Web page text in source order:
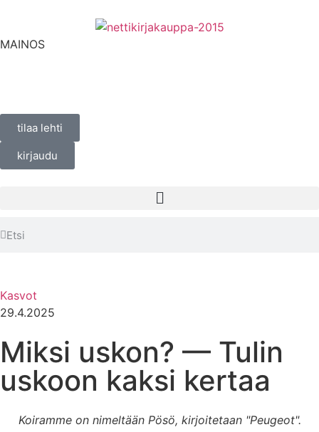
MAINOS
tilaa lehti
kirjaudu
Kasvot
29.4.2025
Miksi uskon? — Tulin
uskoon kaksi kertaa
Koiramme on nimeltään Pösö, kirjoitetaan "Peugeot".